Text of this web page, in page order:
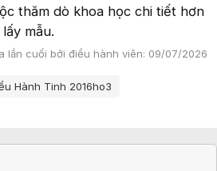
thăm dò khoa học chi tiết hơn
mẫu.
lần cuối bởi điều hành viên: 09/07/2026
Hành Tinh 2016ho3